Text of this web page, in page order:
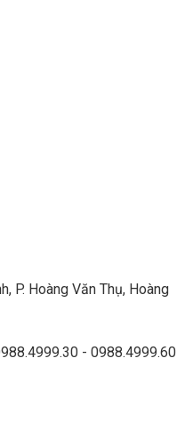
P. Hoàng Văn Thụ, Hoàng
- 0988.4999.60